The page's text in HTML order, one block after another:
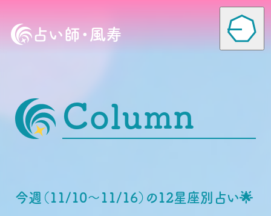
占い師・風寿
Column
Column
今週（11/10〜11/16）の12星座別占い🌟